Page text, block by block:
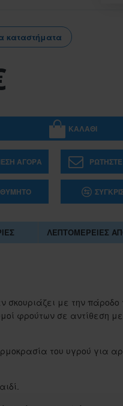
καταστήματα
ΚΑΛΆΘΙ
ΑΓΟΡΆ
ΛΕΠΤΟΜΈΡΕΙΕΣ
σκουριάζει με την πάροδο
φρούτων σε αντίθεση
του υγρού για
ΤΖΑ 45Χ55 ΕΚ.